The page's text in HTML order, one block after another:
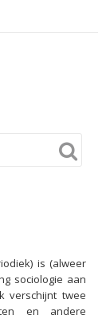
is (alweer
sociologie aan
verschijnt twee
en andere